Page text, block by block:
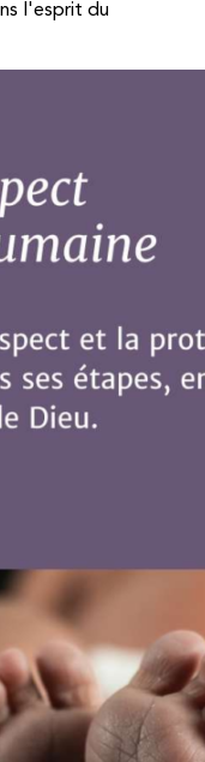
l'esprit du